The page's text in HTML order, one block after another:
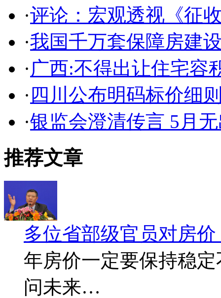
·评论：宏观透视《征
·我国千万套保障房建
·广西:不得出让住宅容
· 四川公布明码标价细
·银监会澄清传言 5月
推荐文章
多位省部级官员对房价
年房价一定要保持稳
问未来…